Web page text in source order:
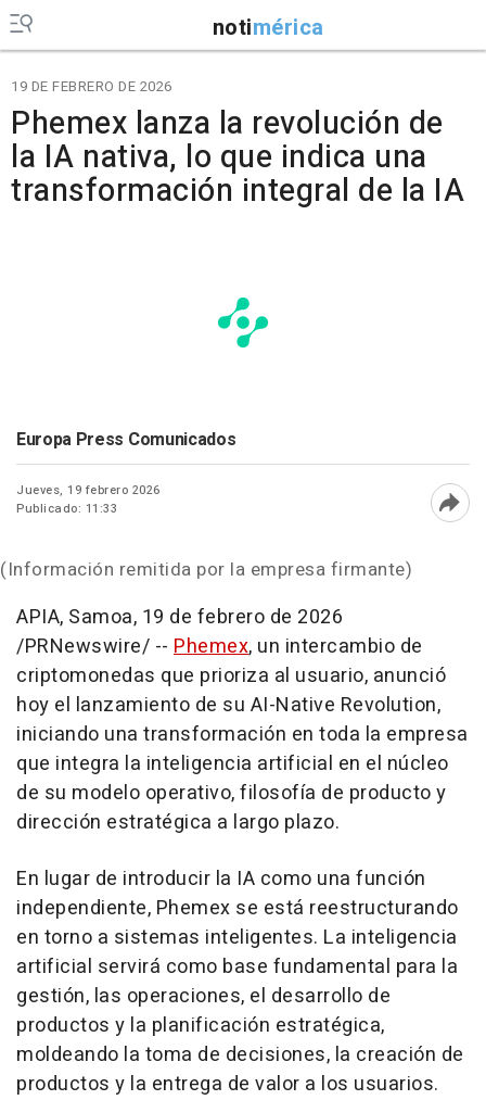
notimérica
19 DE FEBRERO DE 2026
Phemex lanza la revolución de
la IA nativa, lo que indica una
transformación integral de la IA
Europa Press Comunicados
Jueves, 19 febrero 2026
Publicado: 11:33
(Información remitida por la empresa firmante)
APIA, Samoa, 19 de febrero de 2026
/PRNewswire/ -- Phemex, un intercambio de
criptomonedas que prioriza al usuario, anunció
hoy el lanzamiento de su AI-Native Revolution,
iniciando una transformación en toda la empresa
que integra la inteligencia artificial en el núcleo
de su modelo operativo, filosofía de producto y
dirección estratégica a largo plazo.
En lugar de introducir la IA como una función
independiente, Phemex se está reestructurando
en torno a sistemas inteligentes. La inteligencia
artificial servirá como base fundamental para la
gestión, las operaciones, el desarrollo de
productos y la planificación estratégica,
moldeando la toma de decisiones, la creación de
productos y la entrega de valor a los usuarios.